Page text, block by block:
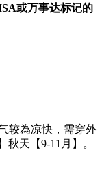
或万事达标记的
较為凉快，需穿外
天【9-11月】。